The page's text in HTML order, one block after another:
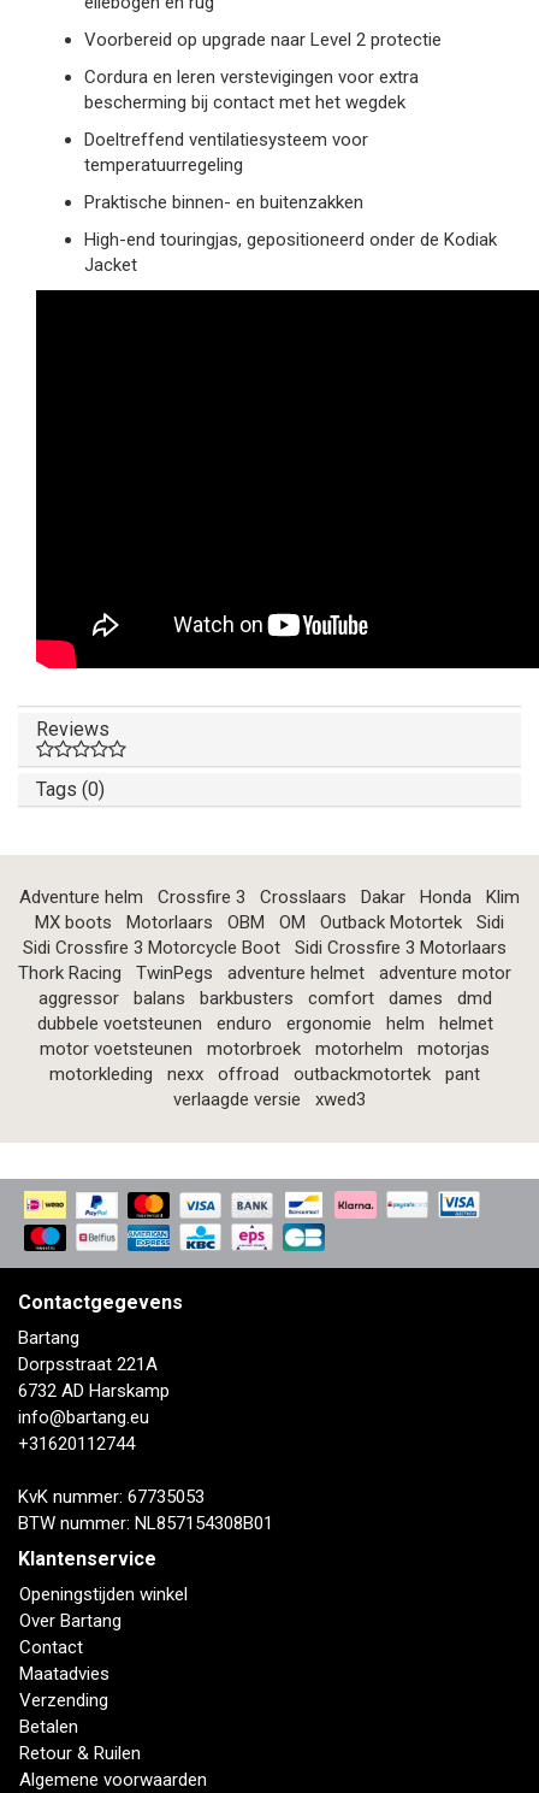
Voorbereid op upgrade naar Level 2 protectie
Cordura en leren verstevigingen voor extra
bescherming bij contact met het wegdek
Doeltreffend ventilatiesysteem voor
temperatuurregeling
Praktische binnen- en buitenzakken
High-end touringjas, gepositioneerd onder de Kodiak
Jacket
Reviews
Tags (0)
Adventure helm Crossfire 3 Crosslaars Dakar Honda
Klim
MX boots
Motorlaars OBM OM Outback Motortek
Sidi
Sidi Crossfire 3 Motorcycle Boot
Sidi Crossfire 3 Motorlaars
Thork Racing
TwinPegs adventure helmet
adventure motor
aggressor
balans barkbusters comfort dames
dmd
dubbele voetsteunen
enduro ergonomie helm
helmet
motor voetsteunen
motorbroek motorhelm
motorjas
motorkleding
nexx offroad outbackmotortek
pant
verlaagde versie
xwed3
Contactgegevens
Bartang
Dorpsstraat 221A
6732 AD Harskamp
info@bartang.eu
+31620112744
KvK nummer: 67735053
BTW nummer: NL857154308B01
Klantenservice
Openingstijden winkel
Over Bartang
Contact
Maatadvies
Verzending
Betalen
Retour & Ruilen
Algemene voorwaarden